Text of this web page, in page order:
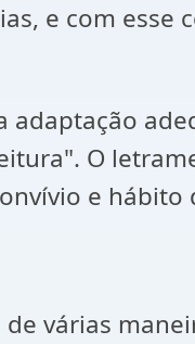
e com
O
e
várias